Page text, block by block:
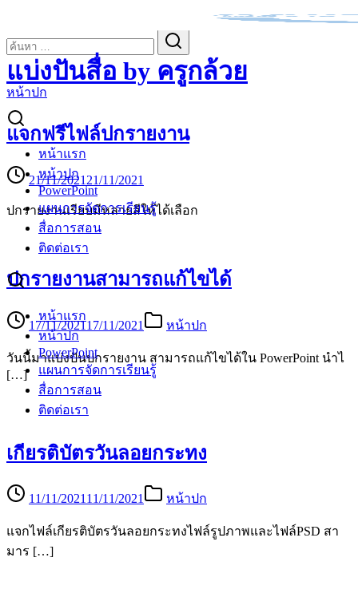
content
แบ่งปันสื่อ by ครูกล้วย
หน้าแรก
หน้าปก
PowerPoint
แผนการจัดการเรียนรู้
สื่อการสอน
ติดต่อเรา
หน้าแรก
หน้าปก
PowerPoint
แผนการจัดการเรียนรู้
สื่อการสอน
ติดต่อเรา
for:
หน้าปก
แจกฟรีไฟล์ปกรายงาน
21/11/2021 21/11/2021
ปกรายงานเรียบมีหลายสีให้ได้เลือก
ปกรายงานสามารถแก้ไขได้
17/11/202117/11/2021 หน้าปก
วันนี้มาแบ่งปันปกรายงาน สามารถแก้ไขได้ใน PowerPoint นำไ
[…]
เกียรติบัตรวันลอยกระทง
11/11/202111/11/2021 หน้าปก
แจกไฟล์เกียรติบัตรวันลอยกระทงไฟล์รูปภาพและไฟล์PSD สา
มาร […]